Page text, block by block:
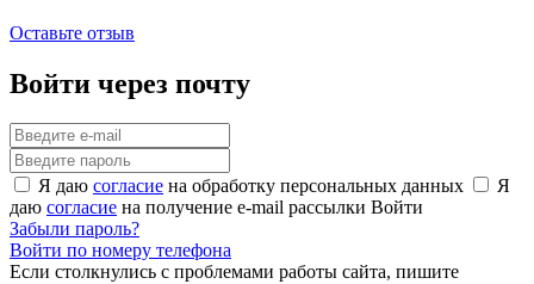
Оставьте отзыв
Войти через почту
Я даю согласие на обработку персональных данных
Я
даю согласие на получение e-mail рассылки Войти
Забыли пароль?
Войти по номеру телефона
Если столкнулись с проблемами работы сайта, пишите